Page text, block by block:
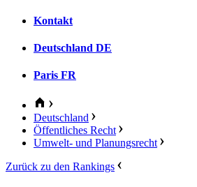
Kontakt
Deutschland DE
Paris FR
Deutschland
Öffentliches Recht
Umwelt- und Planungsrecht
Zurück zu den Rankings